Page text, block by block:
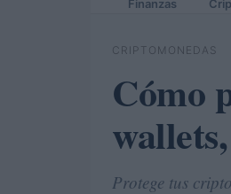
Finanzas
CRIPTOMONEDAS
Cómo
Protege tus